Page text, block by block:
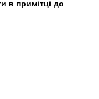
в примітці до